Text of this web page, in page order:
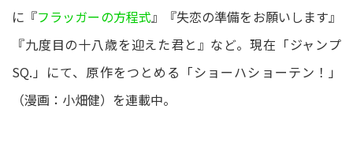
に『フラッガーの方程式』『失恋の準備をお願いします』
『九度目の十八歳を迎えた君と』など。現在「ジャンプ
SQ.」にて、原作をつとめる「ショーハショーテン！」
（漫画：小畑健）を連載中。